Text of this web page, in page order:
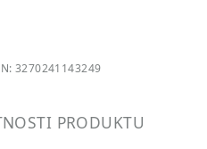
3270241143249
PRODUKTU